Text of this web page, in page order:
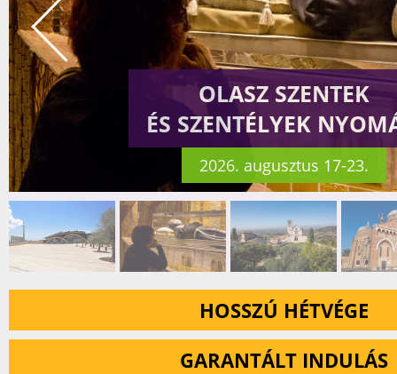
OLASZ SZENTEK
ÉS SZENTÉLYEK
2026. augusztus 17-23.
HOSSZÚ HÉTVÉGE
GARANTÁLT INDULÁS